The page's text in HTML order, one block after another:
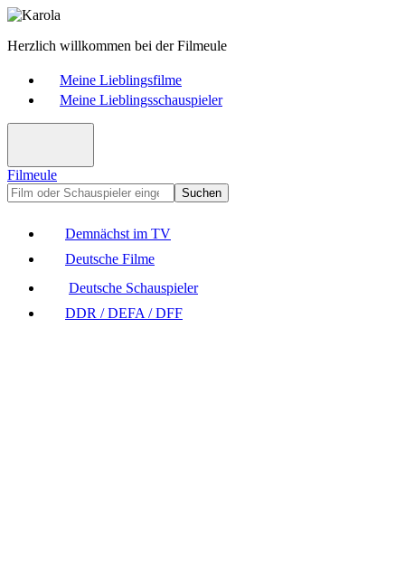
Herzlich willkommen bei der Filmeule
Meine Lieblingsfilme
Meine Lieblingsschauspieler
Filmeule
Suchen
Demnächst im TV
Deutsche Filme
Deutsche Schauspieler
DDR / DEFA / DFF